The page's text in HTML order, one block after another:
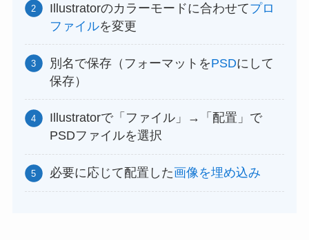
Illustratorのカラーモードに合わせてプロ
ファイルを変更
別名で保存（フォーマットをPSDにして
保存）
Illustratorで「ファイル」→「配置」で
PSDファイルを選択
必要に応じて配置した画像を埋め込み